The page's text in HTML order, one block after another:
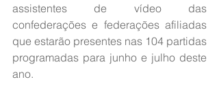
assistentes de vídeo das
confederações e federações afiliadas
que estarão presentes nas 104 partidas
programadas para junho e julho deste
ano.